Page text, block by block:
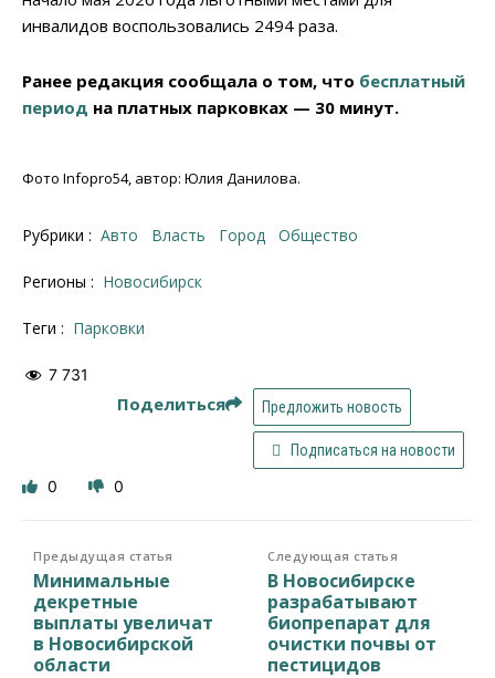
инвалидов воспользовались 2494 раза.
Ранее редакция сообщала о том, что бесплатный
период на платных парковках — 30 минут.
Фото Infopro54, автор: Юлия Данилова.
Рубрики : Авто Власть Город Общество
Регионы : Новосибирск
Теги : Парковки
7 731
Поделиться Предложить новость
Подписаться на новости
0 0
Предыдущая статья
Минимальные
декретные
выплаты увеличат
в Новосибирской
области
Следующая статья
В Новосибирске
разрабатывают
биопрепарат для
очистки почвы от
пестицидов